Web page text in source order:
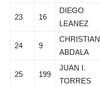
23 16
DIEGO
LEANEZ
24 9
CHRISTIAN
ABDALA
25 199
JUAN I.
TORRES